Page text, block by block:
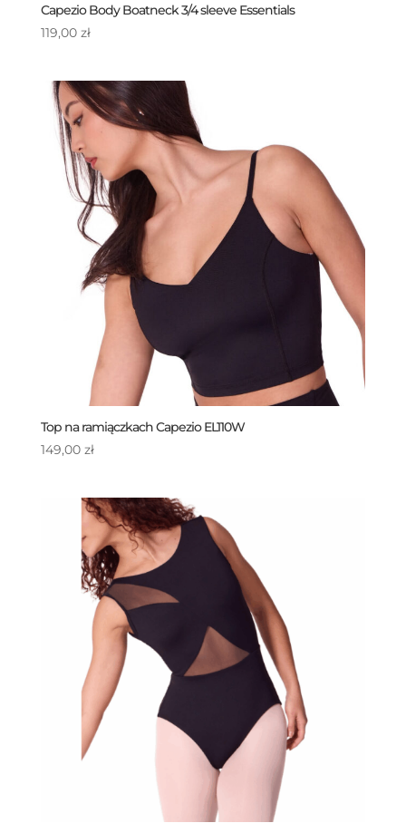
Capezio Body Boatneck 3/4 sleeve Essentials
119,00 zł
Top na ramiączkach Capezio EL110W
149,00 zł